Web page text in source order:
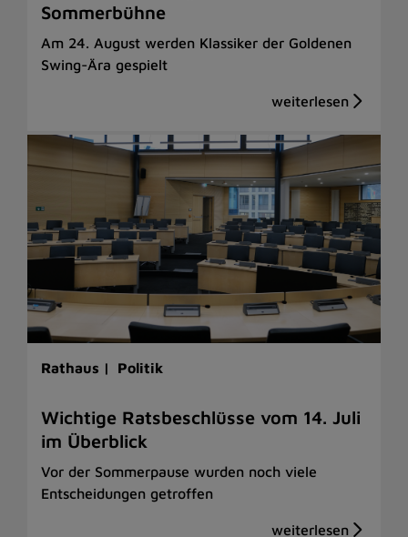
Sommerbühne
Am 24. August werden Klassiker der Goldenen
Swing-Ära gespielt
Rathaus | Politik
Wichtige Ratsbeschlüsse vom 14. Juli
im Überblick
Vor der Sommerpause wurden noch viele
Entscheidungen getroffen